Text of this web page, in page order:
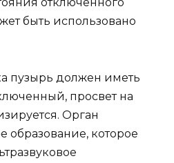
отключенного
быть использовано
пузырь должен иметь
просвет на
Орган
образование, которое